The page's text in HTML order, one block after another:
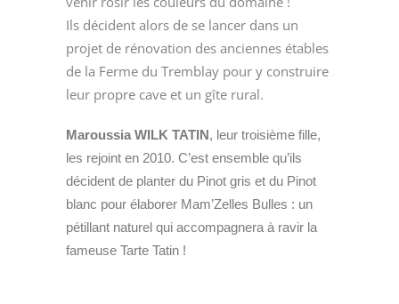
Ils décident alors de se lancer dans un
projet de rénovation des anciennes étables
de la Ferme du Tremblay pour y construire
leur propre cave et un gîte rural.
Maroussia WILK TATIN, leur troisième fille,
les rejoint en 2010. C’est ensemble qu’ils
décident de planter du Pinot gris et du Pinot
blanc pour élaborer Mam’Zelles Bulles : un
pétillant naturel qui accompagnera à ravir la
fameuse Tarte Tatin !